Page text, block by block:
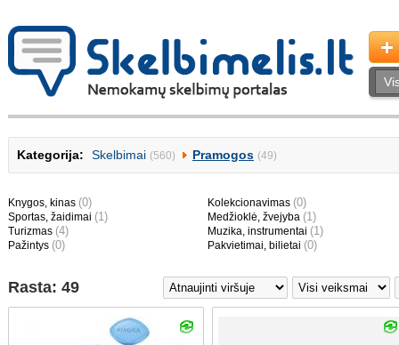
Kategorija: Skelbimai (560) Pramogos (49)
Knygos, kinas (0)
Sportas, žaidimai (1)
Turizmas (4)
Pažintys (0)
Kolekcionavimas (0)
Medžioklė, žvejyba (1)
Muzika, instrumentai (1)
Pakvietimai, bilietai (0)
Rasta: 49